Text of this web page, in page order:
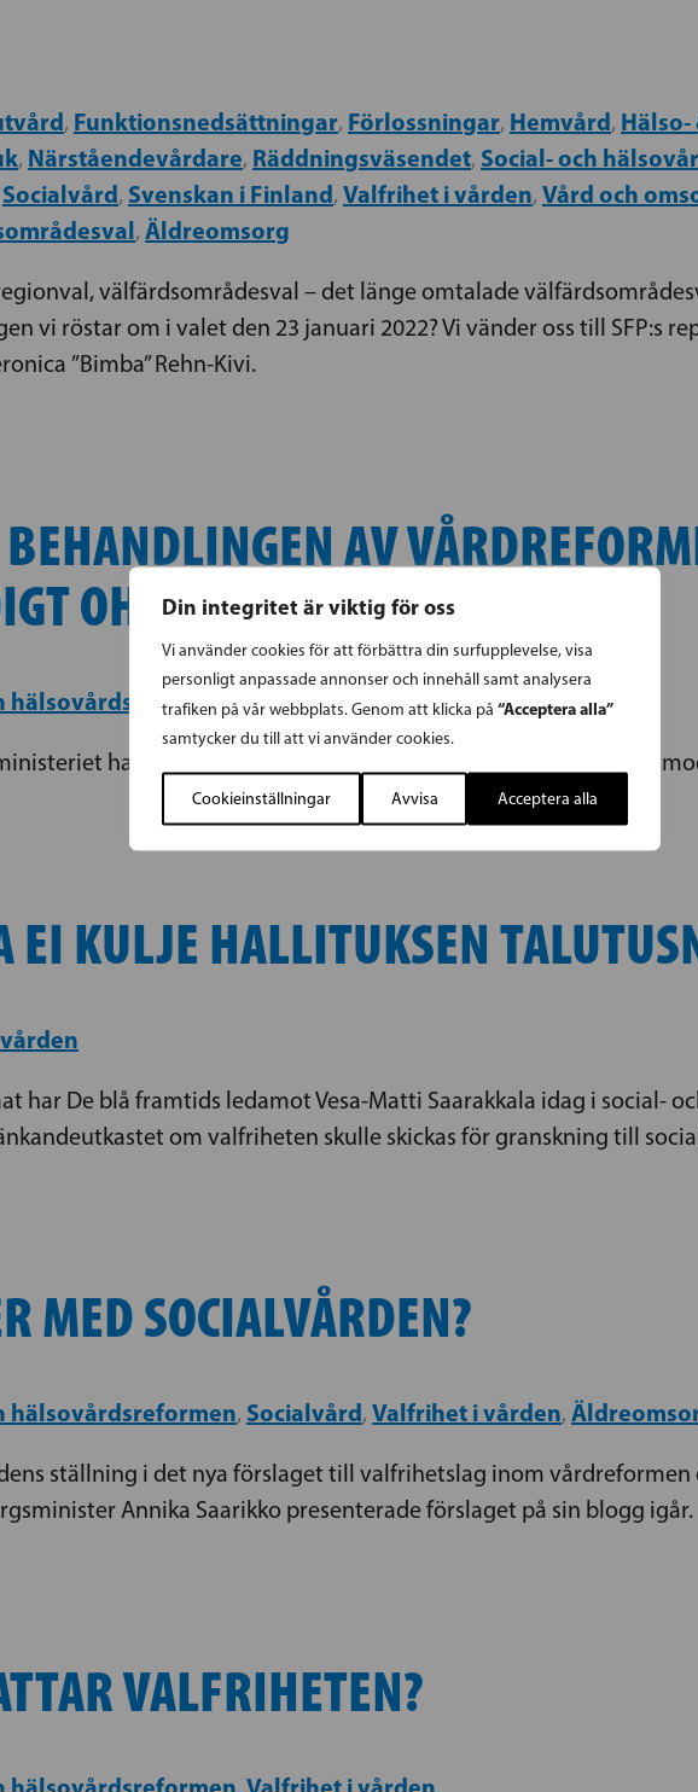
Din integritet är viktig för oss
Vi använder cookies för att förbättra din surfupplevelse, visa
personligt anpassade annonser och innehåll samt analysera
trafiken på vår webbplats. Genom att klicka på “Acceptera alla”
samtycker du till att vi använder cookies.
Cookieinställningar Avvisa Acceptera alla
, Funktionsnedsättningar, Förlossningar, Hemvård,
, Närståendevårdare, Räddningsväsendet, Social- och
Socialvård, Svenskan i Finland, Valfrihet i vården, Vård och
, Äldreomsorg
välfärdsområdesval – det länge omtalade
vi röstar om i valet den 23 januari 2022? Vi vänder oss till SFP:s
”Bimba” Rehn-Kivi.
AV
OHÅLLBAR
hälsovårdsreformen,Valfrihet i vården
har i dag gett två nya tilläggsutredningar om
EI KULJE HALLITUKSEN
har De blå framtids ledamot Vesa-Matti Saarakkala idag i social-
om valfriheten skulle skickas för granskning till
MED SOCIALVÅRDEN?
hälsovårdsreformen, Socialvård, Valfrihet i vården,
ställning i det nya förslaget till valfrihetslag inom
Annika Saarikko presenterade förslaget på sin blogg igår.
VALFRIHETEN?